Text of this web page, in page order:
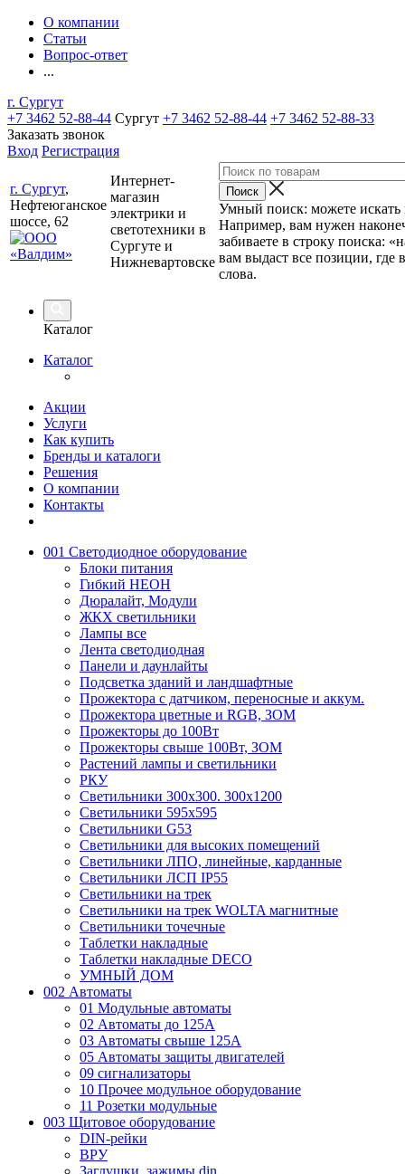
О компании
Статьи
Вопрос-ответ
...
г. Сургут
+7 3462 52-88-44 Сургут +7 3462 52-88-44 +7 3462 52-88-33
Заказать звонок
Вход Регистрация
г. Сургут,
Нефтеюганское
шоссе, 62
Интернет-
магазин
электрики и
светотехники в
Сургуте и
Нижневартовске
Умный поиск: можете искать
Например, вам нужен
забиваете в строку поиска:
вам выдаст все позиции, где
слова.
Каталог
Каталог
Акции
Услуги
Как купить
Бренды и каталоги
Решения
О компании
Контакты
001 Светодиодное оборудование
Блоки питания
Гибкий НЕОН
Дюралайт, Модули
ЖКХ светильники
Лампы все
Лента светодиодная
Панели и даунлайты
Подсветка зданий и ландшафтные
Прожектора с датчиком, переносные и аккум.
Прожектора цветные и RGB, ЗОМ
Прожекторы до 100Вт
Прожекторы свыше 100Вт, ЗОМ
Растений лампы и светильники
РКУ
Светильники 300х300. 300х1200
Светильники 595х595
Светильники G53
Светильники для высоких помещений
Светильники ЛПО, линейные, карданные
Светильники ЛСП IP55
Светильники на трек
Светильники на трек WOLTA магнитные
Светильники точечные
Таблетки накладные
Таблетки накладные DECO
УМНЫЙ ДОМ
002 Автоматы
01 Модульные автоматы
02 Автоматы до 125А
03 Автоматы свыше 125А
05 Автоматы защиты двигателей
09 сигнализаторы
10 Прочее модульное оборудование
11 Розетки модульные
003 Щитовое оборудование
DIN-рейки
ВРУ
Заглушки, зажимы din